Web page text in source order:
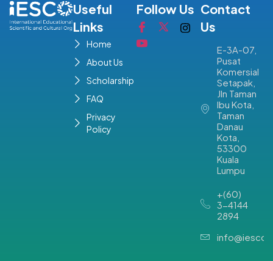
Useful
Links
Home
About Us
Scholarship
FAQ
Privacy
Policy
Follow Us Contact
Us
E-3A-07,
Pusat
Komersial
Setapak,
Jln Taman
Ibu Kota,
Taman
Danau
Kota,
53300
Kuala
Lumpu
+(60)
3-4144
2894